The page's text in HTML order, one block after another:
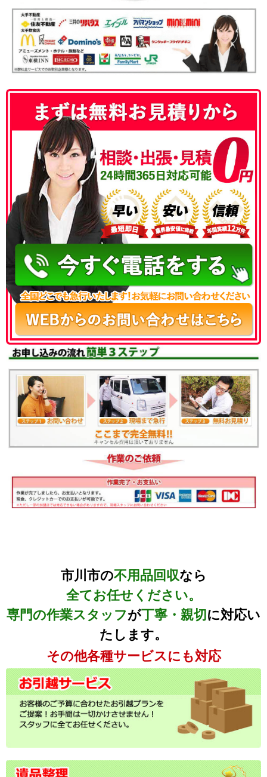
050-3186-4780
市川市の不用品回収なら
全てお任せください。
専門の作業スタッフが丁寧・親切 に対応い
たします。
その他各種サービスにも対応